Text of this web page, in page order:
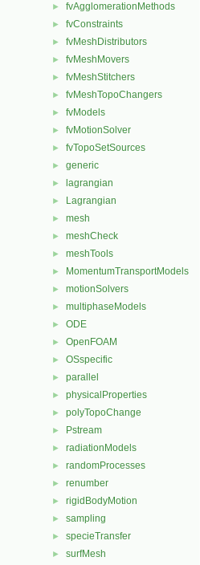
► fvAgglomerationMethods
► fvConstraints
► fvMeshDistributors
► fvMeshMovers
► fvMeshStitchers
► fvMeshTopoChangers
► fvModels
► fvMotionSolver
► fvTopoSetSources
► generic
► lagrangian
► Lagrangian
► mesh
► meshCheck
► meshTools
► MomentumTransportModels
► motionSolvers
► multiphaseModels
► ODE
► OpenFOAM
► OSspecific
► parallel
► physicalProperties
► polyTopoChange
► Pstream
► radiationModels
► randomProcesses
► renumber
► rigidBodyMotion
► sampling
► specieTransfer
► surfMesh